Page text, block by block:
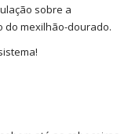
sobre a
do mexilhão-dourado.